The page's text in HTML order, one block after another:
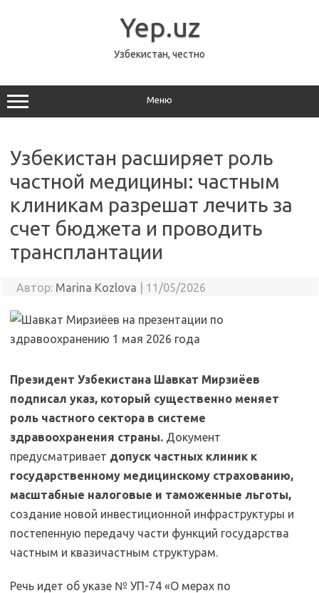
Yep.uz
Узбекистан, честно
Меню
Узбекистан расширяет роль
частной медицины: частным
клиникам разрешат лечить за
счет бюджета и проводить
трансплантации
Автор: Marina Kozlova 11/05/2026
Президент Узбекистана Шавкат Мирзиёев
подписал указ, который существенно меняет
роль частного сектора в системе
здравоохранения страны. Документ
предусматривает допуск частных клиник к
государственному медицинскому страхованию,
масштабные налоговые и таможенные льготы,
создание новой инвестиционной инфраструктуры и
постепенную передачу части функций государства
частным и квазичастным структурам.
Речь идет об указе № УП-74 «О мерах по